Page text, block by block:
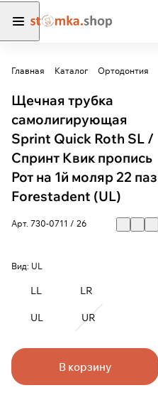
Главная Каталог Ортодонтия
Щечная трубка
самолигирующая
Sprint Quick Roth SL /
Спринт Квик пропись
Рот на 1й моляр 22 паз
Forestadent (UL)
Арт. 730-0711 / 26
Вид: UL
LL LR
UL UR
В корзину